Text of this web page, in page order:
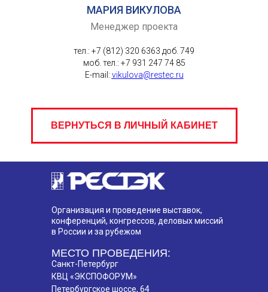
МАРИЯ ВИКУЛОВА
Менеджер проекта
тел.: +7 (812) 320 6363 доб. 749
моб. тел.: +7 931 247 74 85
E-mail: vikulova@restec.ru
ВЕРНУТЬСЯ В ЛИЧНЫЙ КАБИНЕТ
МЕСТО ПРОВЕДЕНИЯ:
Санкт-Петербург
КВЦ «ЭКСПОФОРУМ»
Петербургское шоссе, 64
Организация и проведение выставок,
конференций, конгрессов, деловых миссий
в России и за рубежом